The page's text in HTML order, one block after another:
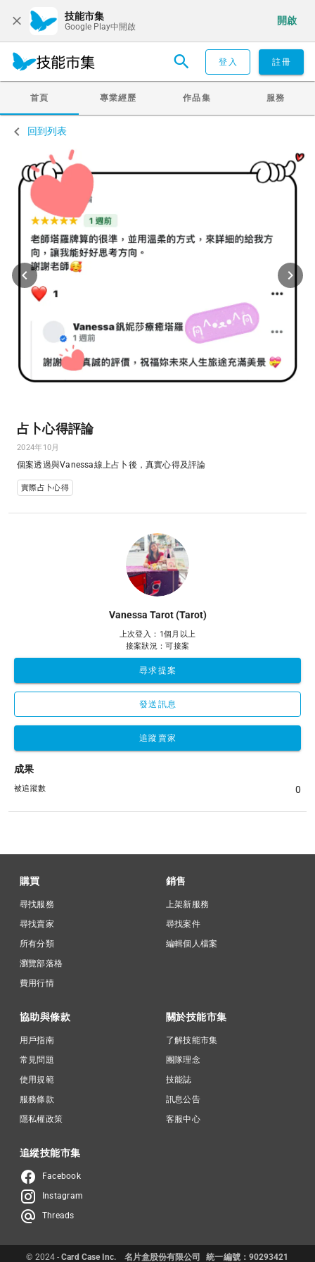
技能市集
Google Play中開啟
開啟
登入 註冊
首頁 專業經歷 作品集 服務
回到列表
占卜心得評論
2024年10月
個案透過與Vanessa線上占卜後，真實心得及評論
實際占卜心得
Vanessa Tarot (Tarot)
上次登入：1個月以上
接案狀況：可接案
尋求提案
發送訊息
追蹤賣家
成果
被追蹤數 0
購買
尋找服務
尋找賣家
所有分類
瀏覽部落格
費用行情
銷售
上架新服務
尋找案件
編輯個人檔案
協助與條款
用戶指南
常見問題
使用規範
服務條款
隱私權政策
關於技能市集
了解技能市集
團隊理念
技能誌
訊息公告
客服中心
追縱技能市集
Facebook
Instagram
Threads
© 2024 -Card Case Inc. 名片盒股份有限公司 統一編號：90293421